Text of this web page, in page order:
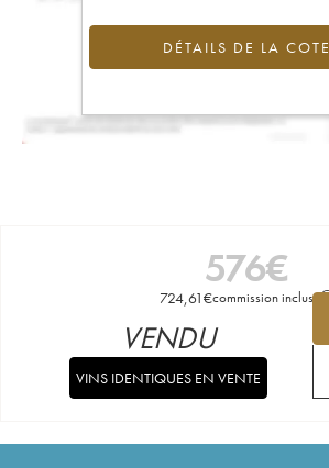
DÉTAILS DE LA COTE
576€
724,61€commission incluse
VENDU
VINS IDENTIQUES EN VENTE